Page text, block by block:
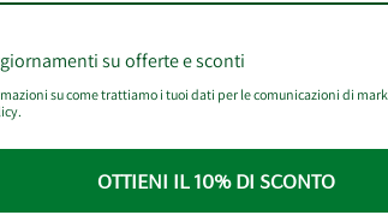
su offerte e sconti
su come trattiamo i tuoi dati per le comunicazioni di
OTTIENI IL 10% DI SCONTO